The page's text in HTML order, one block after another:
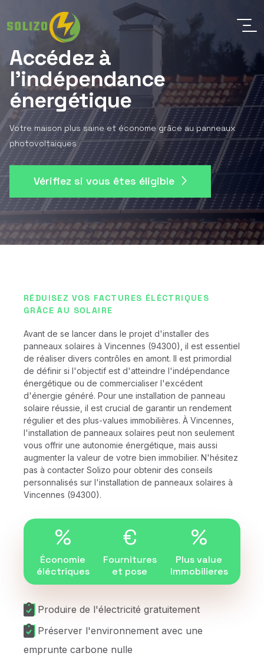
Accédez à
l'indépendance
énergétique
Votre maison plus saine et économe grâce au panneaux
photovoltaiques
Vérifiez si vous êtes éligible
RÉDUISEZ VOS FACTURES ÉLÉCTRIQUES
GRÂCE AU SOLAIRE
Avant de se lancer dans le projet d'installer des
panneaux solaires à Vincennes (94300), il est essentiel
de réaliser divers contrôles en amont. Il est primordial
de définir si l'objectif est d'atteindre l'indépendance
énergétique ou de commercialiser l'excédent
d'énergie généré. Pour une installation de panneau
solaire réussie, il est crucial de garantir un rendement
régulier et des plus-values immobilières. À Vincennes,
l'installation de panneaux solaires peut non seulement
vous offrir une autonomie énergétique, mais aussi
augmenter la valeur de votre bien immobilier. N'hésitez
pas à contacter Solizo pour obtenir des conseils
personnalisés sur l'installation de panneaux solaires à
Vincennes (94300).
%
Économie
éléctriques
€
Fournitures
et pose
%
Plus value
Immobilieres
Produire de l'électricité gratuitement
Préserver l'environnement avec une
emprunte carbone nulle